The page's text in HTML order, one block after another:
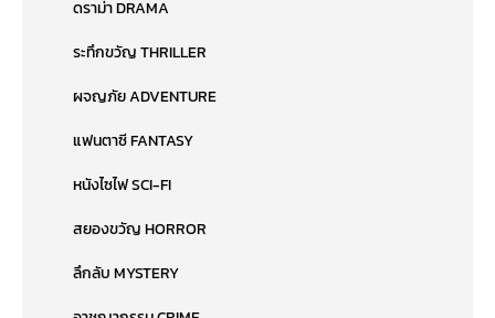
ดราม่า DRAMA
ระทึกขวัญ THRILLER
ผจญภัย ADVENTURE
แฟนตาซี FANTASY
หนังไซไฟ SCI-FI
สยองขวัญ HORROR
ลึกลับ MYSTERY